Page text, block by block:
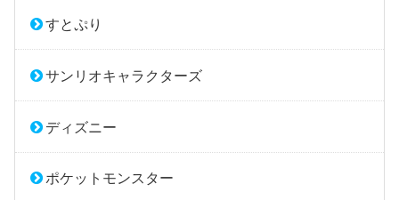
すとぷり
サンリオキャラクターズ
ディズニー
ポケットモンスター